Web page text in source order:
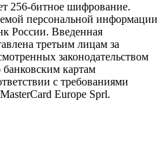
256-битное шифрование.
персональной информации
России. Введенная
третьим лицам за
законодательством
картам
с требованиями
Europe Sprl.